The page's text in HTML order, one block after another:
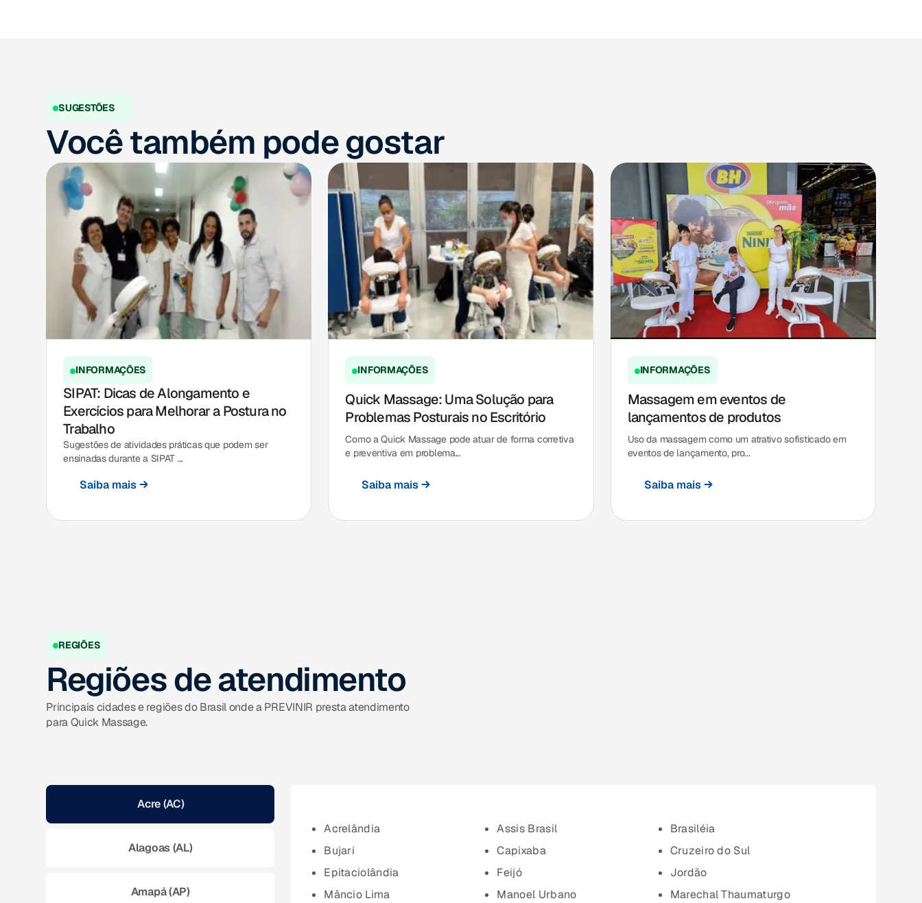
SUGESTÕES
Você também pode gostar
INFORMAÇÕES
SIPAT: Dicas de Alongamento e
Exercícios para Melhorar a Postura no
Trabalho
Sugestões de atividades práticas que podem ser
ensinadas durante a SIPAT ...
Saiba mais
INFORMAÇÕES
Quick Massage: Uma Solução para
Problemas Posturais no Escritório
Como a Quick Massage pode atuar de forma corretiva
e preventiva em problema...
Saiba mais
INFORMAÇÕES
Massagem em eventos de
lançamentos de produtos
Uso da massagem como um atrativo sofisticado em
eventos de lançamento, pro...
Saiba mais
REGIÕES
Regiões de atendimento
Principais cidades e regiões do Brasil onde a PREVINIR presta atendimento
para Quick Massage.
Acre (AC)
Alagoas (AL)
Amapá (AP)
Acrelândia Assis Brasil
Brasiléia
Bujari
Capixaba
Cruzeiro do Sul
Epitaciolândia
Feijó
Jordão
Mâncio Lima
Manoel Urbano
Marechal Thaumaturgo